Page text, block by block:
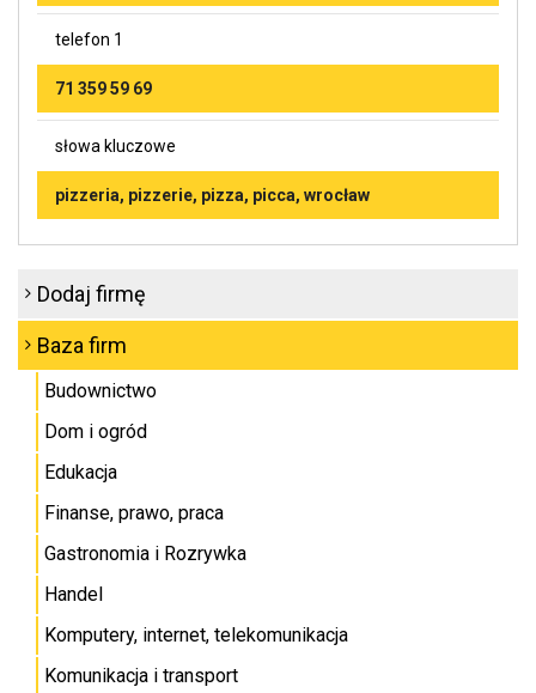
telefon 1
71 359 59 69
słowa kluczowe
pizzeria, pizzerie, pizza, picca, wrocław
Dodaj firmę
Baza firm
Budownictwo
Dom i ogród
Edukacja
Finanse, prawo, praca
Gastronomia i Rozrywka
Handel
Komputery, internet, telekomunikacja
Komunikacja i transport